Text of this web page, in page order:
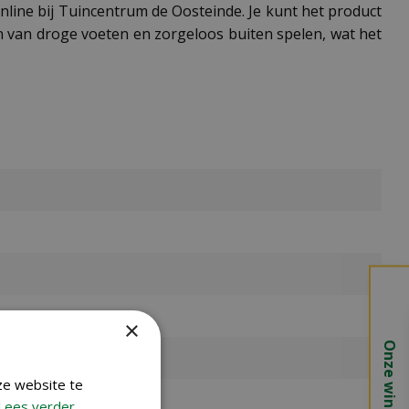
bij Tuincentrum de Oosteinde. Je kunt het product
droge voeten en zorgeloos buiten spelen, wat het
Onze winkels
×
website te